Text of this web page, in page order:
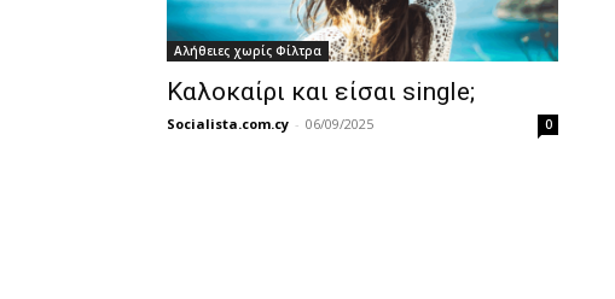
Αλήθειες χωρίς Φίλτρα
Καλοκαίρι και είσαι single;
Socialista.com.cy - 06/09/2025 0